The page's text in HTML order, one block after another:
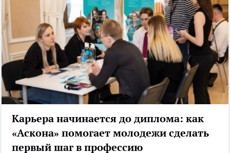
Карьера начинается до диплома: как
«Аскона» помогает молодежи сделать
первый шаг в профессию